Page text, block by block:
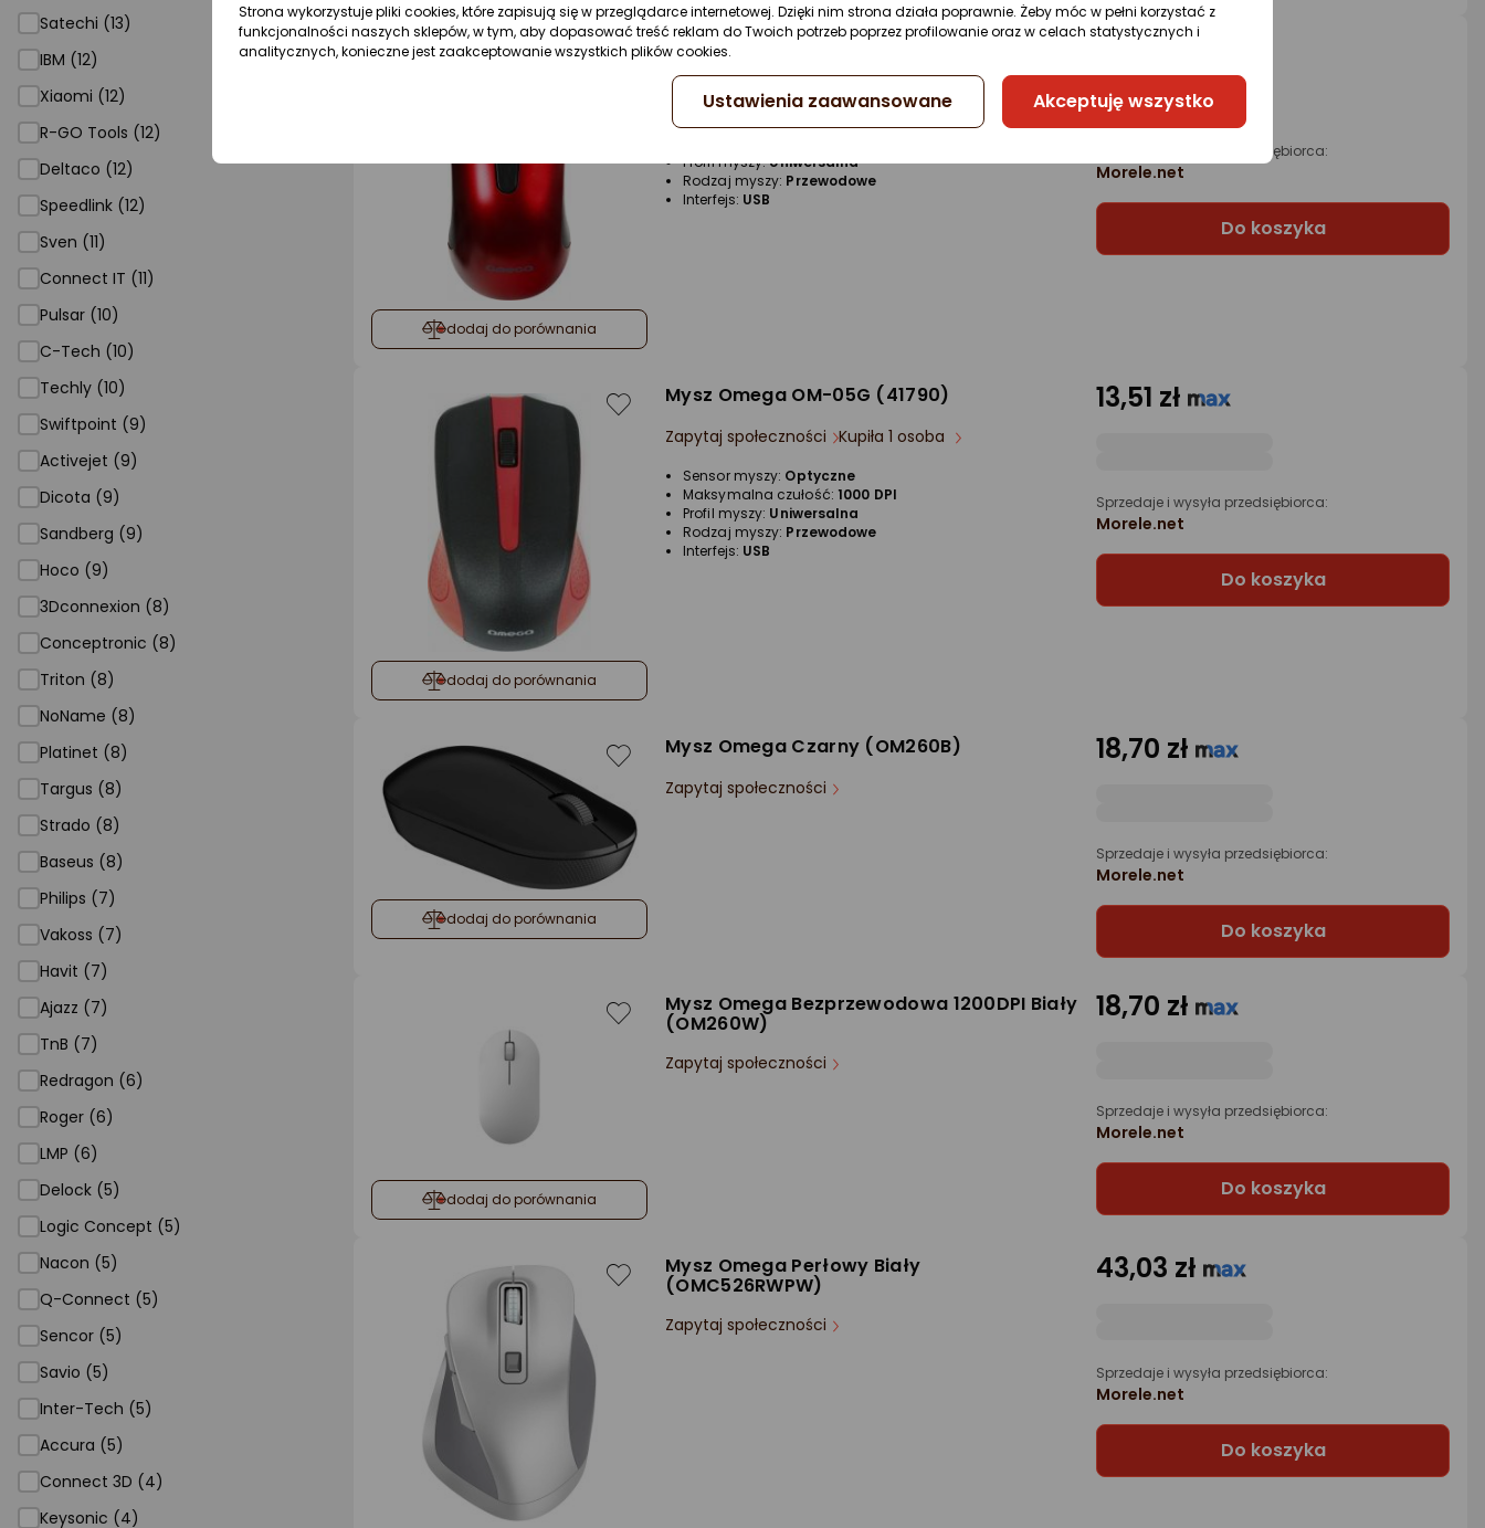
Satechi (13)
IBM (12)
Xiaomi (12)
R-GO Tools (12)
Deltaco (12)
Speedlink (12)
Sven (11)
Connect IT (11)
Pulsar (10)
C-Tech (10)
Techly (10)
Swiftpoint (9)
Activejet (9)
Dicota (9)
Sandberg (9)
Hoco (9)
3Dconnexion (8)
Conceptronic (8)
Triton (8)
NoName (8)
Platinet (8)
Targus (8)
Strado (8)
Baseus (8)
Philips (7)
Vakoss (7)
Havit (7)
Ajazz (7)
TnB (7)
Redragon (6)
Roger (6)
LMP (6)
Delock (5)
Logic Concept (5)
Nacon (5)
Q-Connect (5)
Sencor (5)
Savio (5)
Inter-Tech (5)
Accura (5)
Connect 3D (4)
Keysonic (4)
dodaj do porównania
Mysz Omega OM-520
Zapytaj społeczności
Sensor myszy:Optyczne
Profil myszy:Uniwersalna
Rodzaj myszy: Przewodowe
Interfejs: USB
17,92 zł
Sprzedaje i wysyła przedsiębiorca:
Morele.net
Do koszyka
dodaj do porównania
Mysz Omega OM-05G (41790)
Zapytaj społeczności Kupiła 1 osoba
Sensor myszy: Optyczne
Maksymalna czułość: 1000 DPI
Profil myszy: Uniwersalna
Rodzaj myszy: Przewodowe
Interfejs: USB
13,51 zł
Sprzedaje i wysyła przedsiębiorca:
Morele.net
Do koszyka
dodaj do porównania
Mysz Omega Czarny (OM260B)
Zapytaj społeczności
18,70 zł
Sprzedaje i wysyła przedsiębiorca:
Morele.net
Do koszyka
dodaj do porównania
Mysz Omega Bezprzewodowa 1200DPI Biały
(OM260W)
Zapytaj społeczności
18,70 zł
Sprzedaje i wysyła przedsiębiorca:
Morele.net
Do koszyka
Mysz Omega Perłowy Biały
(OMC526RWPW)
Zapytaj społeczności
43,03 zł
Sprzedaje i wysyła przedsiębiorca:
Morele.net
Do koszyka
Strona wykorzystuje pliki cookies, które zapisują się w przeglądarce internetowej. Dzięki nim strona działa poprawnie. Żeby móc w pełni korzystać z
funkcjonalności naszych sklepów, w tym, aby dopasować treść reklam do Twoich potrzeb poprzez profilowanie oraz w celach statystycznych i
analitycznych, konieczne jest zaakceptowanie wszystkich plików cookies.
Ustawienia zaawansowane Akceptuję wszystko